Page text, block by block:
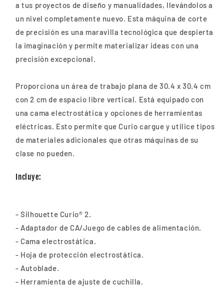
a tus proyectos de diseño y manualidades, llevándolos a
un nivel completamente nuevo. Esta máquina de corte
de precisión es una maravilla tecnológica que despierta
la imaginación y permite materializar ideas con una
precisión excepcional.
Proporciona un área de trabajo plana de 30.4 x 30.4 cm
con 2 cm de espacio libre vertical. Está equipado con
una cama electrostática y opciones de herramientas
eléctricas. Esto permite que Curio cargue y utilice tipos
de materiales adicionales que otras máquinas de su
clase no pueden.
Incluye:
- Silhouette Curio® 2​​.
- Adaptador de CA/Juego de cables de alimentación.
- Cama electrostática.
- Hoja de protección electrostática.
- Autoblade.
- Herramienta de ajuste de cuchilla.